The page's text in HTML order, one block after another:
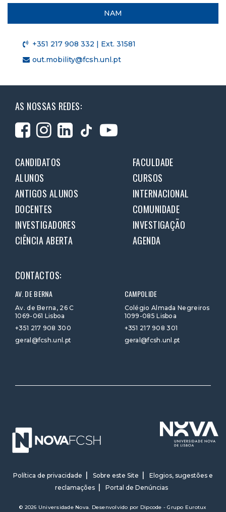
NAM
+351 217 908 332 | Ext. 31581
out.mobility@fcsh.unl.pt
AS NOSSAS REDES:
CANDIDATOS
FACULDADE
ALUNOS
CURSOS
ANTIGOS ALUNOS
INTERNACIONAL
DOCENTES
COMUNIDADE
INVESTIGADORES
INVESTIGAÇÃO
CIÊNCIA ABERTA
AGENDA
CONTACTOS:
AV. DE BERNA
Av. de Berna, 26 C
1069-061 Lisboa
+351 217 908 300
geral@fcsh.unl.pt
CAMPOLIDE
Colégio Almada Negreiros
1099-085 Lisboa
+351 217 908 301
geral@fcsh.unl.pt
Política de privacidade Sobre este Site
Elogios, sugestões e
reclamações
Portal de Denúncias
© 2026 Universidade Nova. Desenvolvido por Dipcode - Grupo Eurotux